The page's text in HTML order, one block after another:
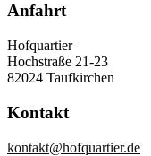
Anfahrt
Hofquartier
Hochstraße 21-23
82024 Taufkirchen
Kontakt
kontakt@hofquartier.de